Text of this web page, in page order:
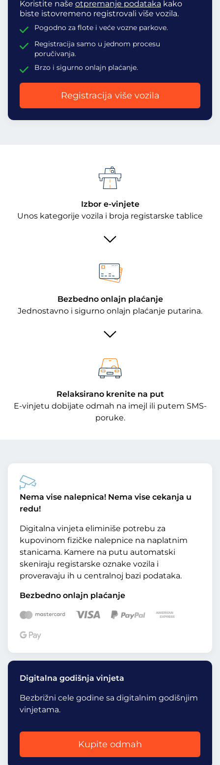
Koristite naše otpremanje podataka kako
biste istovremeno registrovali više vozila.
Pogodno za flote i veće vozne parkove.
Registracija samo u jednom procesu
poručivanja.
Brzo i sigurno onlajn plaćanje.
Registracija više vozila
Izbor e-vinjete
Unos kategorije vozila i broja registarske tablice
Bezbedno onlajn plaćanje
Jednostavno i sigurno onlajn plaćanje putarina.
Relaksirano krenite na put
E-vinjetu dobijate odmah na imejl ili putem SMS-
poruke.
Nema vise nalepnica! Nema vise cekanja u
redu!
Digitalna vinjeta eliminiše potrebu za
kupovinom fizičke nalepnice na naplatnim
stanicama. Kamere na putu automatski
skeniraju registarske oznake vozila i
proveravaju ih u centralnoj bazi podataka.
Bezbedno onlajn plaćanje
Digitalna godišnja vinjeta
Bezbrižni cele godine sa digitalnim godišnjim
vinjetama.
Kupite odmah